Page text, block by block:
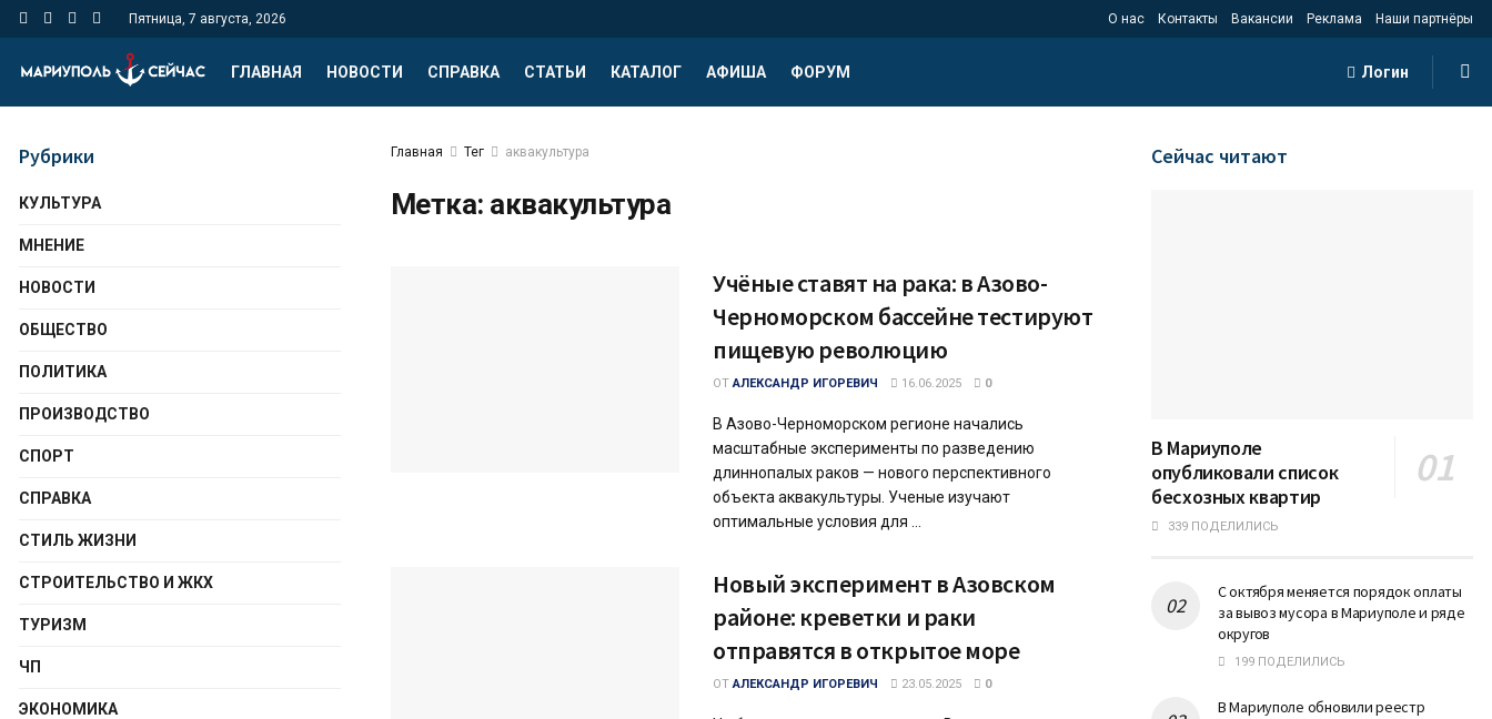
Пятница, 7 августа, 2026 О нас Контакты Вакансии Реклама Наши партнёры
ГЛАВНАЯ НОВОСТИ СПРАВКА СТАТЬИ КАТАЛОГ АФИША ФОРУМ Логин
Главная Тег аквакультура
Метка: аквакультура
Учёные ставят на рака: в Азово-
Черноморском бассейне тестируют
пищевую революцию
ОТ АЛЕКСАНДР ИГОРЕВИЧ 16.06.2025 0
В Азово-Черноморском регионе начались
масштабные эксперименты по разведению
длиннопалых раков — нового перспективного
объекта аквакультуры. Ученые изучают
оптимальные условия для ...
Новый эксперимент в Азовском
районе: креветки и раки
отправятся в открытое море
ОТ АЛЕКСАНДР ИГОРЕВИЧ 23.05.2025 0
Рубрики
КУЛЬТУРА
МНЕНИЕ
НОВОСТИ
ОБЩЕСТВО
ПОЛИТИКА
ПРОИЗВОДСТВО
СПОРТ
СПРАВКА
СТИЛЬ ЖИЗНИ
СТРОИТЕЛЬСТВО И ЖКХ
ТУРИЗМ
ЧП
ЭКОНОМИКА
Сейчас читают
В Мариуполе
опубликовали список
бесхозных квартир
339 ПОДЕЛИЛИСЬ
С октября меняется порядок оплаты
за вывоз мусора в Мариуполе и ряде
округов
199 ПОДЕЛИЛИСЬ
В Мариуполе обновили реестр